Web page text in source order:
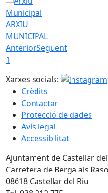
ARXIU
MUNICIPAL
AnteriorSegüent
1
Xarxes socials:
Crèdits
Contactar
Protecció de dades
Avís legal
Accessibilitat
Ajuntament de Castellar
Carretera de Berga als
08618 Castellar del Riu